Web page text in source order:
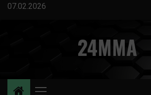
Перейти
07.02.2026
24MMA